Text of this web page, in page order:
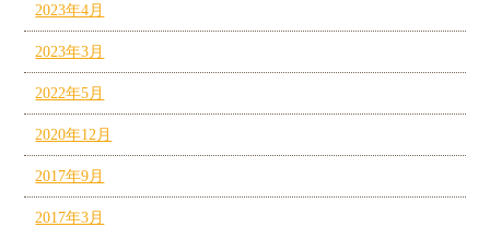
2023年4月
2023年3月
2022年5月
2020年12月
2017年9月
2017年3月